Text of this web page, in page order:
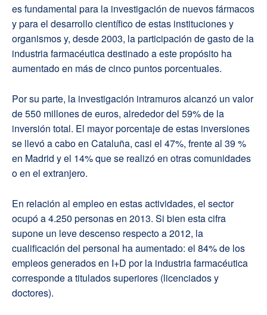
es fundamental para la investigación de nuevos fármacos
y para el desarrollo científico de estas instituciones y
organismos y, desde 2003, la participación de gasto de la
industria farmacéutica destinado a este propósito ha
aumentado en más de cinco puntos porcentuales.
Por su parte, la investigación intramuros alcanzó un valor
de 550 millones de euros, alrededor del 59% de la
inversión total. El mayor porcentaje de estas inversiones
se llevó a cabo en Cataluña, casi el 47%, frente al 39 %
en Madrid y el 14% que se realizó en otras comunidades
o en el extranjero.
En relación al empleo en estas actividades, el sector
ocupó a 4.250 personas en 2013. Si bien esta cifra
supone un leve descenso respecto a 2012, la
cualificación del personal ha aumentado: el 84% de los
empleos generados en I+D por la industria farmacéutica
corresponde a titulados superiores (licenciados y
doctores).